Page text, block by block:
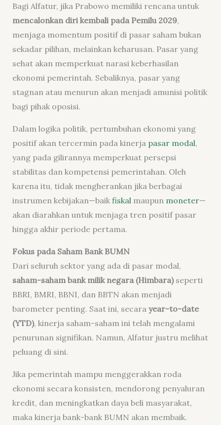
Bagi Alfatur, jika Prabowo memiliki rencana untuk
mencalonkan diri kembali pada Pemilu 2029,
menjaga momentum positif di pasar saham bukan
sekadar pilihan, melainkan keharusan. Pasar yang
sehat akan memperkuat narasi keberhasilan
ekonomi pemerintah. Sebaliknya, pasar yang
stagnan atau menurun akan menjadi amunisi politik
bagi pihak oposisi.
Dalam logika politik, pertumbuhan ekonomi yang
positif akan tercermin pada kinerja pasar modal,
yang pada gilirannya memperkuat persepsi
stabilitas dan kompetensi pemerintahan. Oleh
karena itu, tidak mengherankan jika berbagai
instrumen kebijakan—baik fiskal maupun moneter—
akan diarahkan untuk menjaga tren positif pasar
hingga akhir periode pertama.
Fokus pada Saham Bank BUMN
Dari seluruh sektor yang ada di pasar modal,
saham-saham bank milik negara (Himbara)seperti
BBRI, BMRI, BBNI, dan BBTN akan menjadi
barometer penting. Saat ini, secara year-to-date
(YTD), kinerja saham-saham ini telah mengalami
penurunan signifikan. Namun, Alfatur justru melihat
peluang di sini.
Jika pemerintah mampu menggerakkan roda
ekonomi secara konsisten, mendorong penyaluran
kredit, dan meningkatkan daya beli masyarakat,
maka kinerja bank-bank BUMN akan membaik.